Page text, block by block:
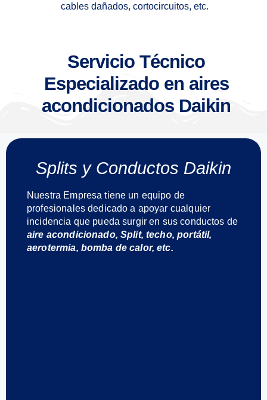
Servicio Técnico
Especializado en aires
acondicionados Daikin
cables dañados, cortocircuitos, etc.
Splits y Conductos Daikin
Nuestra Empresa tiene un equipo de
profesionales dedicado a apoyar cualquier
incidencia que pueda surgir en sus conductos de
aire acondicionado, Split, techo, portátil,
aerotermia, bomba de calor, etc.